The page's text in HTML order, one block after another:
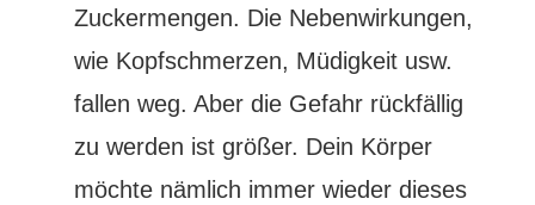
Zuckermengen. Die Nebenwirkungen,
wie Kopfschmerzen, Müdigkeit usw.
fallen weg. Aber die Gefahr rückfällig
zu werden ist größer. Dein Körper
möchte nämlich immer wieder dieses